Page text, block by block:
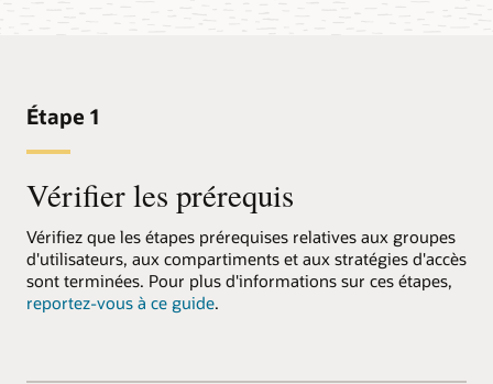
Étape 1
Vérifier les prérequis
Vérifiez que les étapes prérequises relatives aux groupes
d'utilisateurs, aux compartiments et aux stratégies d'accès
sont terminées. Pour plus d'informations sur ces étapes,
reportez-vous à ce guide.